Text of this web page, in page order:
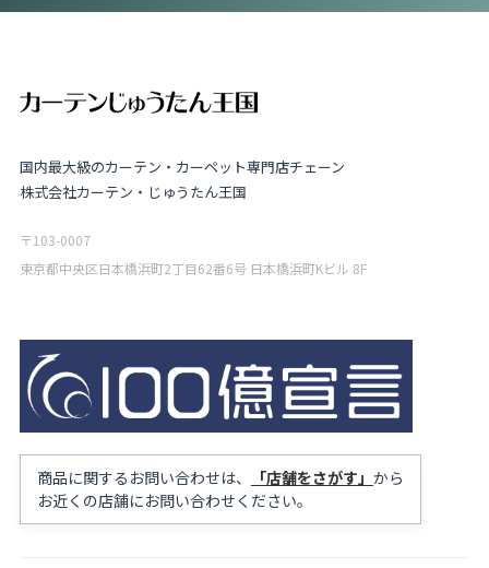
国内最大級のカーテン・カーペット専門店チェーン
株式会社カーテン・じゅうたん王国
〒103-0007
東京都中央区日本橋浜町2丁目62番6号 日本橋浜町Kビル 8F
商品に関するお問い合わせは、 「店舗をさがす」 から
お近くの店舗にお問い合わせください。